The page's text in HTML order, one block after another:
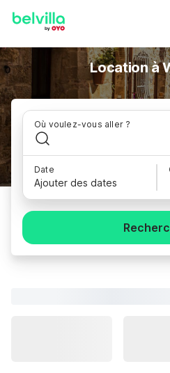
Location à
Où voulez-vous aller ?
Date
Ajouter des dates